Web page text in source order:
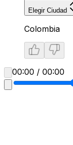
Elegir Ciudad
Colombia
00:00 / 00:00